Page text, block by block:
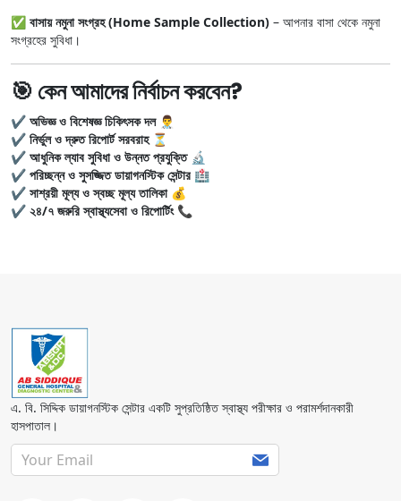
✅ বাসায় নমুনা সংগ্রহ (Home Sample Collection) – আপনার বাসা থেকে নমুনা
সংগ্রহের সুবিধা।
🎯 কেন আমাদের নির্বাচন করবেন?
✔️ অভিজ্ঞ ও বিশেষজ্ঞ চিকিৎসক দল👨‍⚕️
✔️ নির্ভুল ও দ্রুত রিপোর্ট সরবরাহ⏳
✔️ আধুনিক ল্যাব সুবিধা ও উন্নত প্রযুক্তি🔬
✔️ পরিচ্ছন্ন ও সুসজ্জিত ডায়াগনস্টিক সেন্টার 🏥
✔️ সাশ্রয়ী মূল্য ও স্বচ্ছ মূল্য তালিকা💰
✔️ ২৪/৭ জরুরি স্বাস্থ্যসেবা ও রিপোর্টিং📞
এ. বি. সিদ্দিক ডায়াগনস্টিক সেন্টার একটি সুপ্রতিষ্ঠিত স্বাস্থ্য পরীক্ষার ও পরামর্শদানকারী
হাসপাতাল।